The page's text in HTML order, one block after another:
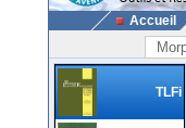
Accueil
TLFi